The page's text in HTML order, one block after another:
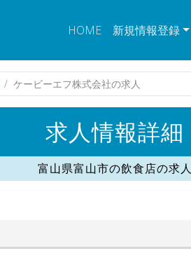
HOME 新規情報登録
ケービーエフ株式会社の求人
求人情報詳細
富山県富山市の飲食店の求人